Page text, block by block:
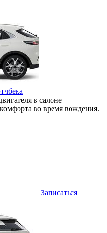
в салоне
во время вождения.
Записаться